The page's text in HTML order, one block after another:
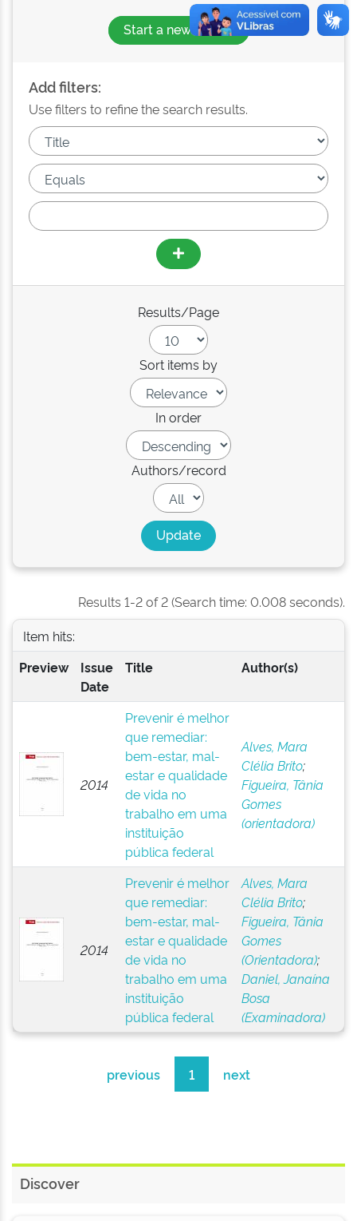
Start a new search
Add filters:
Use filters to refine the search results.
Results/Page
Sort items by
In order
Authors/record
Results 1-2 of 2 (Search time: 0.008 seconds).
Item hits:
Preview
Issue
Date
Title Author(s)
2014
Prevenir é melhor
que remediar:
bem-estar, mal-
estar e qualidade
de vida no
trabalho em uma
instituição
pública federal
Alves, Mara
Clélia Brito;
Figueira, Tânia
Gomes
(orientadora)
2014
Prevenir é melhor
que remediar:
bem-estar, mal-
estar e qualidade
de vida no
trabalho em uma
instituição
pública federal
Alves, Mara
Clélia Brito;
Figueira, Tânia
Gomes
(Orientadora);
Daniel, Janaína
Bosa
(Examinadora)
previous 1 next
Discover